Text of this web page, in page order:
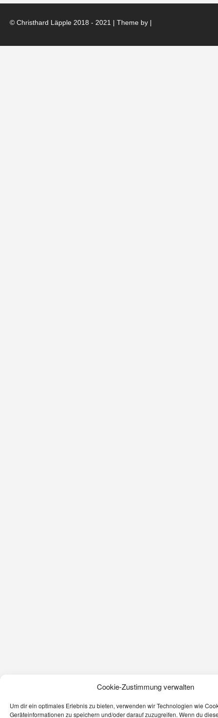
Cookie-Zustimmung verwalten
Um dir ein optimales Erlebnis zu bieten, verwenden wir Technologien wie
Geräteinformationen zu speichern und/oder darauf zuzugreifen. Wenn du
© Christhard Läpple 2018 - 2021 | Theme by |